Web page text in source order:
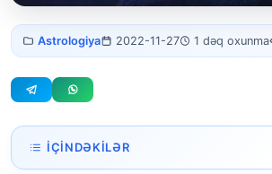
Şir bürcü
uşaq
Astrologiya 2022-11-27 1 dəq oxunma
İÇINDƏKILƏR